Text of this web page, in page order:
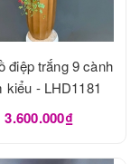
điệp trắng 9 cành
kiểu - LHD1181
3.600.000₫